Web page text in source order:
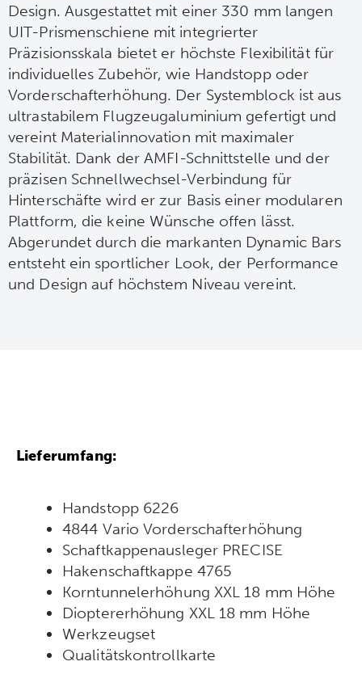
Design. Ausgestattet mit einer 330 mm langen
UIT-Prismenschiene mit integrierter
Präzisionsskala bietet er höchste Flexibilität für
individuelles Zubehör, wie Handstopp oder
Vorderschafterhöhung. Der Systemblock ist aus
ultrastabilem Flugzeugaluminium gefertigt und
vereint Materialinnovation mit maximaler
Stabilität. Dank der AMFI-Schnittstelle und der
präzisen Schnellwechsel-Verbindung für
Hinterschäfte wird er zur Basis einer modularen
Plattform, die keine Wünsche offen lässt.
Abgerundet durch die markanten Dynamic Bars
entsteht ein sportlicher Look, der Performance
und Design auf höchstem Niveau vereint.
Lieferumfang:
Handstopp 6226
4844 Vario Vorderschafterhöhung
Schaftkappenausleger PRECISE
Hakenschaftkappe 4765
Korntunnelerhöhung XXL 18 mm Höhe
Dioptererhöhung XXL 18 mm Höhe
Werkzeugset
Qualitätskontrollkarte